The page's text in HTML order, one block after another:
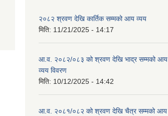
२०८२ श्रवण देखि कार्तिक सम्मको आय व्यय
मिति: 11/21/2025 - 14:17
आ.व. २०८२/०८३ को श्रवण देखि भाद्र सम्मको आय
व्यय विवरण
मिति: 10/12/2025 - 14:42
आ.व. २०८१/०८२ को श्रवण देखि चैत्र सम्मको आय